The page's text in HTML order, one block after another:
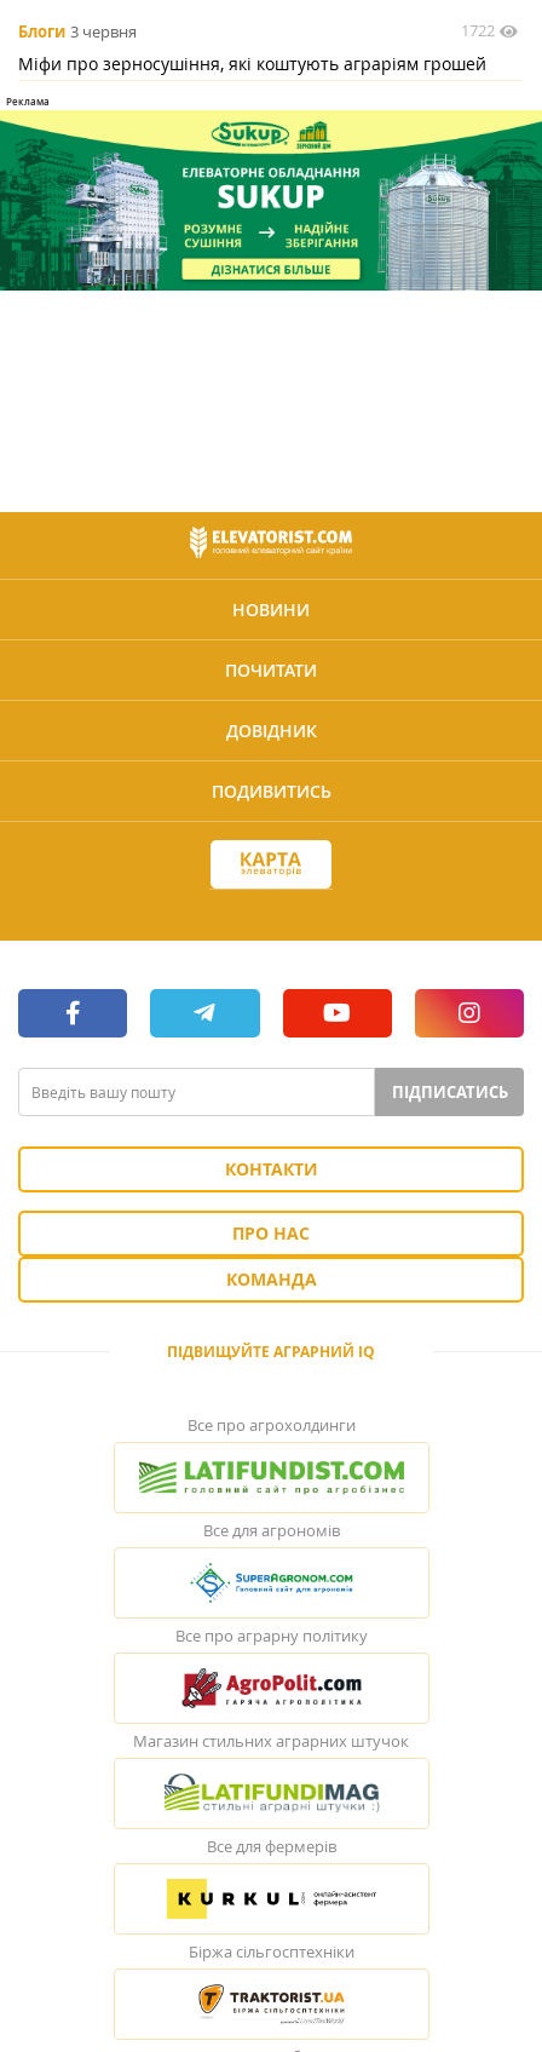
Блоги 3 червня 1722
Міфи про зерносушіння, які коштують аграріям грошей
НОВИНИ
ПОЧИТАТИ
ДОВІДНИК
ПОДИВИТИСЬ
ПІДПИСАТИСЬ
КОНТАКТИ
ПРО НАС
КОМАНДА
ПІДВИЩУЙТЕ АГРАРНИЙ IQ
Все про агрохолдинги
Все для агрономів
Все про аграрну політику
Магазин стильних аграрних штучок
Все для фермерів
Біржа сільгосптехніки